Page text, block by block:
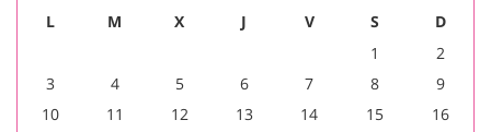
L M X J V S
D
1
2
3
4 5 6 7 8
9
10
11 12 13 14 15
16